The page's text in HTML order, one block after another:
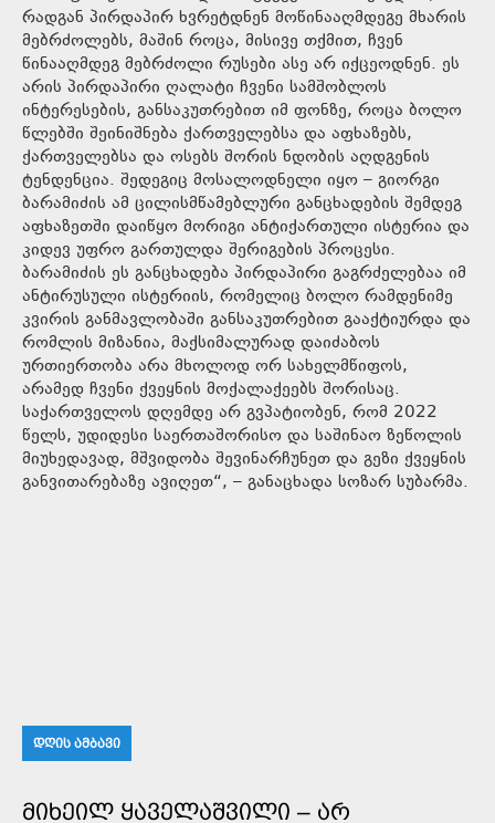
რადგან პირდაპირ ხვრეტდნენ მოწინააღმდეგე მხარის
მებრძოლებს, მაშინ როცა, მისივე თქმით, ჩვენ
წინააღმდეგ მებრძოლი რუსები ასე არ იქცეოდნენ. ეს
არის პირდაპირი ღალატი ჩვენი სამშობლოს
ინტერესების, განსაკუთრებით იმ ფონზე, როცა ბოლო
წლებში შეინიშნება ქართველებსა და აფხაზებს,
ქართველებსა და ოსებს შორის ნდობის აღდგენის
ტენდენცია. შედეგიც მოსალოდნელი იყო – გიორგი
ბარამიძის ამ ცილისმწამებლური განცხადების შემდეგ
აფხაზეთში დაიწყო მორიგი ანტიქართული ისტერია და
კიდევ უფრო გართულდა შერიგების პროცესი.
ბარამიძის ეს განცხადება პირდაპირი გაგრძელებაა იმ
ანტირუსული ისტერიის, რომელიც ბოლო რამდენიმე
კვირის განმავლობაში განსაკუთრებით გააქტიურდა და
რომლის მიზანია, მაქსიმალურად დაიძაბოს
ურთიერთობა არა მხოლოდ ორ სახელმწიფოს,
არამედ ჩვენი ქვეყნის მოქალაქეებს შორისაც.
საქართველოს დღემდე არ გვპატიობენ, რომ 2022
წელს, უდიდესი საერთაშორისო და საშინაო ზეწოლის
მიუხედავად, მშვიდობა შევინარჩუნეთ და გეზი ქვეყნის
განვითარებაზე ავიღეთ“, – განაცხადა სოზარ სუბარმა.
ᲓᲦᲘᲡ ᲐᲛᲑᲐᲕᲘ
ᲛᲘᲮᲔᲘᲚ ᲧᲐᲕᲔᲚᲐᲨᲕᲘᲚᲘ – ᲐᲠ